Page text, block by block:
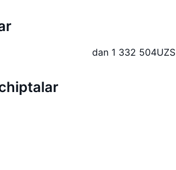
dan 1 332 504UZS